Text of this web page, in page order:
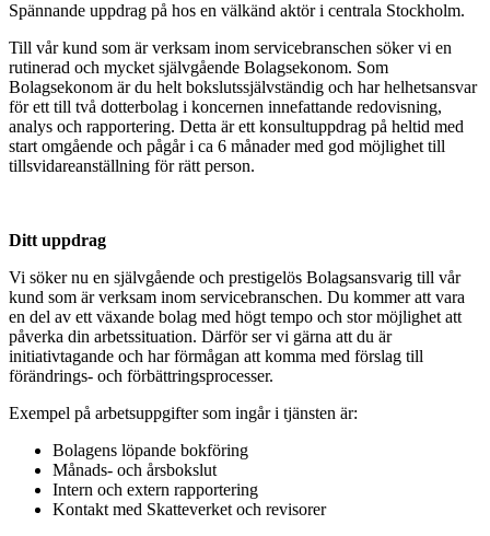
Spännande uppdrag på hos en välkänd aktör i centrala Stockholm.
Till vår kund som är verksam inom servicebranschen söker vi en
rutinerad och mycket självgående Bolagsekonom. Som
Bolagsekonom är du helt bokslutssjälvständig och har helhetsansvar
för ett till två dotterbolag i koncernen innefattande redovisning,
analys och rapportering. Detta är ett konsultuppdrag på heltid med
start omgående och pågår i ca 6 månader med god möjlighet till
tillsvidareanställning för rätt person.
Ditt uppdrag
Vi söker nu en självgående och prestigelös Bolagsansvarig till vår
kund som är verksam inom servicebranschen. Du kommer att vara
en del av ett växande bolag med högt tempo och stor möjlighet att
påverka din arbetssituation. Därför ser vi gärna att du är
initiativtagande och har förmågan att komma med förslag till
förändrings- och förbättringsprocesser.
Exempel på arbetsuppgifter som ingår i tjänsten är:
Bolagens löpande bokföring
Månads- och årsbokslut
Intern och extern rapportering
Kontakt med Skatteverket och revisorer